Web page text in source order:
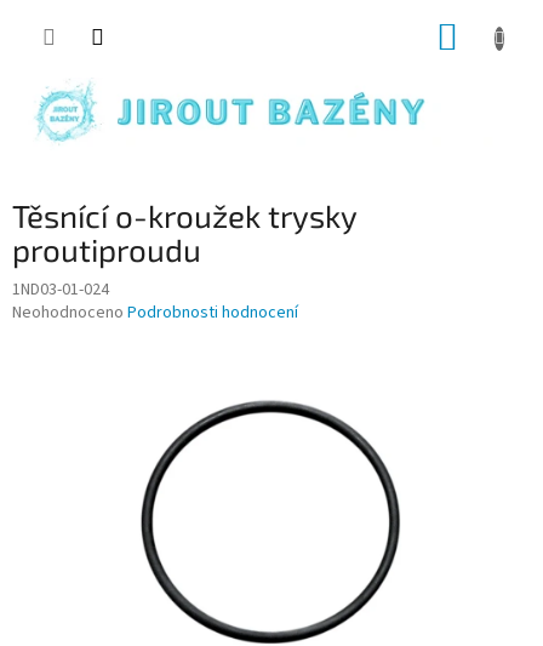
Těsnící o-kroužek trysky
proutiproudu
1ND03-01-024
Průměrné hodnocení produktu je 0,0 z 5 hvězdiček.
Neohodnoceno Podrobnosti hodnocení